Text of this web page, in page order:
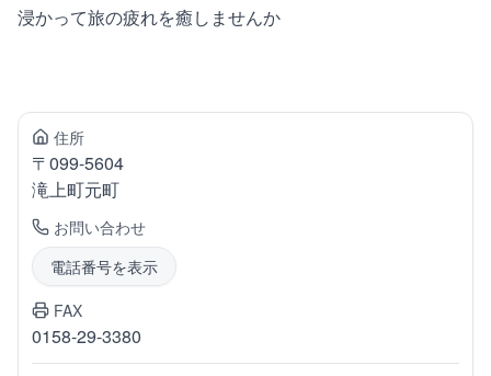
浸かって旅の疲れを癒しませんか
住所
〒099-5604
滝上町元町
お問い合わせ
電話番号を表示
FAX
0158-29-3380